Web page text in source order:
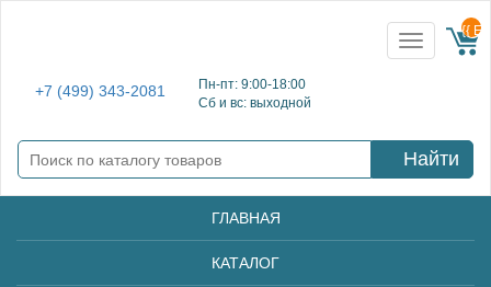
+7 (499) 343-2081
Пн-пт: 9:00-18:00
Сб и вс: выходной
Toggle
navigation
{{
Найти
ГЛАВНАЯ
КАТАЛОГ